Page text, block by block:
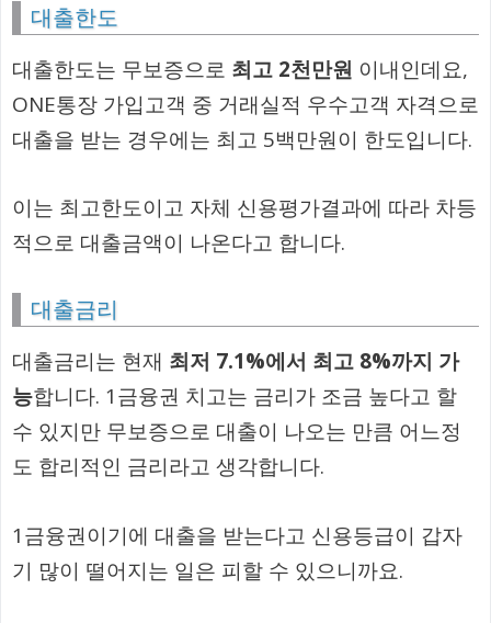
대출한도
대출한도는 무보증으로 최고 2천만원 이내인데요,
ONE통장 가입고객 중 거래실적 우수고객 자격으로
대출을 받는 경우에는 최고 5백만원이 한도입니다.
이는 최고한도이고 자체 신용평가결과에 따라 차등
적으로 대출금액이 나온다고 합니다.
대출금리
대출금리는 현재 최저 7.1%에서 최고 8%까지 가
능합니다. 1금융권 치고는 금리가 조금 높다고 할
수 있지만 무보증으로 대출이 나오는 만큼 어느정
도 합리적인 금리라고 생각합니다.
1금융권이기에 대출을 받는다고 신용등급이 갑자
기 많이 떨어지는 일은 피할 수 있으니까요.